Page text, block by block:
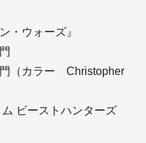
・ウォーズ』
門（カラー Christopher
ム ビーストハンターズ